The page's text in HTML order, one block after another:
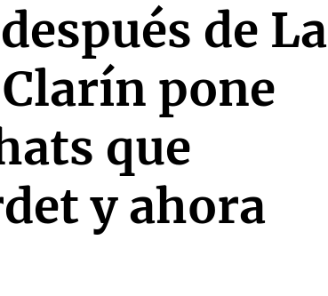
de La
pone
que
y ahora